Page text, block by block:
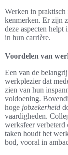
Werken in praktisch
kenmerken. Er zijn
deze aspecten
in hun carrière.
Voordelen van
Een van de
werkplezier dat
zien van hun
voldoening.
hoge jobzekerheid
vaardigheden.
werksfeer verbeterd
taken houdt het
bod, vooral in